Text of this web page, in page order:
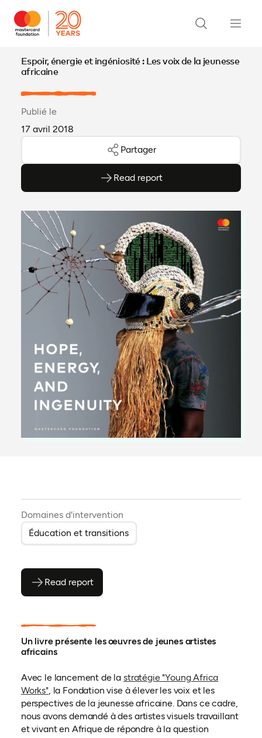
Espoir, énergie et ingéniosité : Les voix de la jeunesse
africaine
Publié le
17 avril 2018
Partager
Read report
(ouvre en PDF)
(ouvre dans un nouvel onglet)
Domaines d'intervention
Éducation et transitions
Read report(ouvre en PDF)
(ouvre dans un nouvel onglet)
Un livre présente les œuvres de jeunes artistes
africains
Avec le lancement de lastratégie "Young Africa
Works"(ouvre dans un nouvel onglet)
, la Fondation vise à élever les voix et les
perspectives de la jeunesse africaine. Dans ce cadre,
nous avons demandé à des artistes visuels travaillant
et vivant en Afrique de répondre à la question